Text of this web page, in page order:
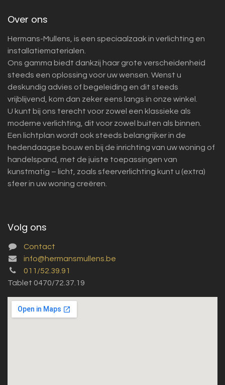
Over ons
Hermans-Mullens, is een speciaalzaak in verlichting en
installatiematerialen.
Ons gamma biedt dankzij haar grote verscheidenheid
steeds een oplossing voor uw wensen. Wenst u
deskundig advies of begeleiding en dit steeds
vrijblijvend, kom dan zeker eens langs in onze winkel.
U kunt bij ons terecht voor zowel een klassieke als
moderne verlichting, dit voor zowel buiten als binnen.
Een lichtplan wordt ook steeds belangrijker in de
hedendaagse bouw en bij de inrichting van uw woning of
handelspand, met de juiste toepassingen van
kunstmatig – licht, zoals sfeerverlichting kunt u (extra)
sfeer in uw woning creëren.
Volg ons
Contact
info@hermansmullens.be
011/52.39.91
Tablet 0470/72.37.19